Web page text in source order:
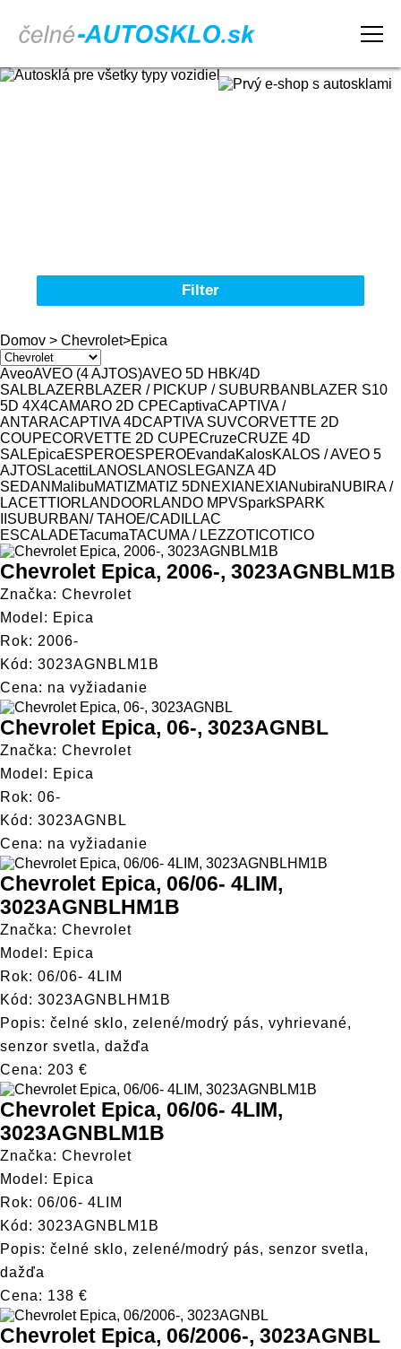
Filter
Autosklá pre všetky typy vozidiel
Značka
Model
Domov > Chevrolet>Epica
AveoAVEO (4 AJTOS)AVEO 5D HBK/4D
SALBLAZERBLAZER / PICKUP / SUBURBAN BLAZER S10
5D 4X4CAMARO 2D CPECaptivaCAPTIVA /
ANTARACAPTIVA 4DCAPTIVA SUVCORVETTE 2D
COUPECORVETTE 2D CUPECruzeCRUZE 4D
SALEpicaESPEROESPEROEvandaKalosKALOS / AVEO 5
AJTOS Lacetti LANOS LANOS LEGANZA 4D
SEDAN MalibuMATIZMATIZ 5DNEXIANEXIANubiraNUBIRA /
LACETTI ORLANDOORLANDO MPVSparkSPARK
SUBURBAN/ TAHOE/CADILLAC
ESCALADETacumaTACUMA / LEZZOTICOTICO
Chevrolet Epica, 2006-, 3023AGNBLM1B
Značka: Chevrolet
Model: Epica
Rok: 2006-
Kód: 3023AGNBLM1B
Cena: na vyžiadanie
Chevrolet Epica, 06-, 3023AGNBL
Značka: Chevrolet
Model: Epica
Rok: 06-
Kód: 3023AGNBL
Cena: na vyžiadanie
Chevrolet Epica, 06/06- 4LIM,
3023AGNBLHM1B
Značka: Chevrolet
Model: Epica
Rok: 06/06- 4LIM
Kód: 3023AGNBLHM1B
Popis: čelné sklo, zelené/modrý pás, vyhrievané,
senzor svetla, dažďa
Cena: 203 €
Chevrolet Epica, 06/06- 4LIM,
3023AGNBLM1B
Značka: Chevrolet
Model: Epica
Rok: 06/06- 4LIM
Kód: 3023AGNBLM1B
Popis: čelné sklo, zelené/modrý pás, senzor svetla,
dažďa
Cena: 138 €
Chevrolet Epica, 06/2006-, 3023AGNBL